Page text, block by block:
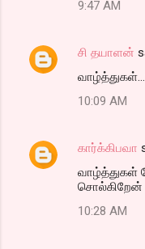
9:47 AM
சி தயாளன்
10:09 AM
கார்க்கிபவா
வாழ்த்துகள்
சொல்கிறேன்
10:28 AM